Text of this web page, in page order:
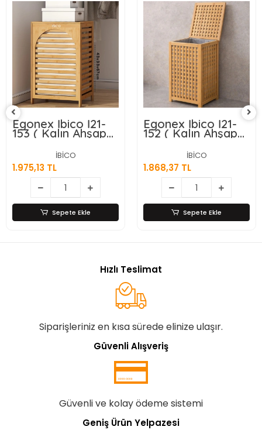
Egonex İbico İ21-
153 ( Kalın Ahşap
Bambu ) Kirli
Çamaşır Sepeti (
Kumaş Çantalı ) (
Sepet=43x33x67cm
İBİCO
1.975,13 TL
Sepete Ekle
Egonex İbico İ21-
152 ( Kalın Ahşap
Bambu ) Kirli
Çamaşır Sepeti (
Kumaş Çantalı ) (
Sepet=40x40x58cm
İBİCO
1.868,37 TL
Sepete Ekle
Hızlı Teslimat
Siparişleriniz en kısa sürede elinize ulaşır.
Güvenli Alışveriş
Güvenli ve kolay ödeme sistemi
Geniş Ürün Yelpazesi